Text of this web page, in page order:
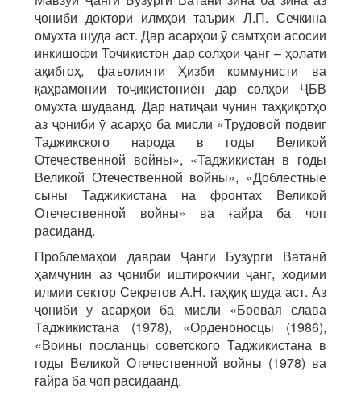
ҷониби доктори илмҳои таърих Л.П. Сечкина
омухта шуда аст. Дар асарҳои ӯ самтҳои асосии
инкишофи Тоҷикистон дар солҳои ҷанг – ҳолати
ақибгоҳ, фаъолияти Ҳизби коммунисти ва
қаҳрамонии тоҷикистониён дар солҳои ҶБВ
омухта шудаанд. Дар натиҷаи чунин таҳқиқотҳо
аз ҷониби ӯ асарҳо ба мисли «Трудовой подвиг
Таджикского народа в годы Великой
Отечественной войны», «Таджикистан в годы
Великой Отечественной войны», «Доблестные
сыны Таджикистана на фронтах Великой
Отечественной войны» ва ғайра ба чоп
расиданд.
Проблемаҳои давраи Ҷанги Бузурги Ватанӣ
ҳамчунин аз ҷониби иштирокчии ҷанг, ходими
илмии сектор Секретов А.Н. таҳқиқ шуда аст. Аз
ҷониби ӯ асарҳои ба мисли «Боевая слава
Таджикистана (1978), «Орденоносцы (1986),
«Воины посланцы советского Таджикистана в
годы Великой Отечественной войны (1978) ва
ғайра ба чоп расидаанд.